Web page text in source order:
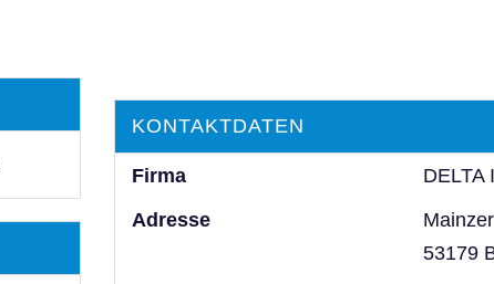
KONTAKTDATEN
Firma
DELTA
Adresse
53179